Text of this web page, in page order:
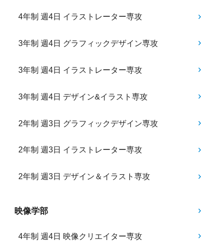
4年制 週4日 イラストレーター専攻
3年制 週4日 グラフィックデザイン専攻
3年制 週4日 イラストレーター専攻
3年制 週4日 デザイン&イラスト専攻
2年制 週3日 グラフィックデザイン専攻
2年制 週3日 イラストレーター専攻
2年制 週3日 デザイン＆イラスト専攻
映像学部
4年制 週4日 映像クリエイター専攻